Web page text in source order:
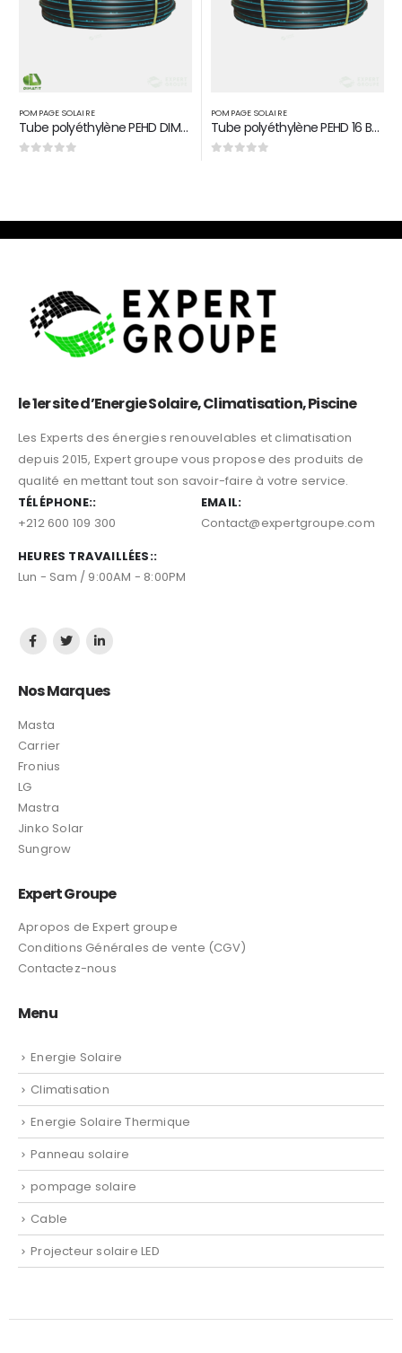
POMPAGE SOLAIRE
Tube polyéthylène PEHD 16 BAR D 75
ENERGIE SOLAIRE,PANNEAU SOLAIRE
Panneau solaire JA SOLAR 465 W Monoperc half cells
le 1er site d’Energie Solaire, Climatisation, Piscine
Les Experts des énergies renouvelables et climatisation
depuis 2015, Expert groupe vous propose des produits de
qualité en mettant tout son savoir-faire à votre service.
TÉLÉPHONE::
+212 600 109 300
EMAIL:
HEURES TRAVAILLÉES::
Nos Marques
Masta
Carrier
Fronius
LG
Mastra
Jinko Solar
Expert Groupe
Apropos de Expert groupe
Conditions Générales de vente (CGV)
Energie Solaire
Climatisation
Energie Solaire Thermique
Panneau solaire
pompage solaire
Cable